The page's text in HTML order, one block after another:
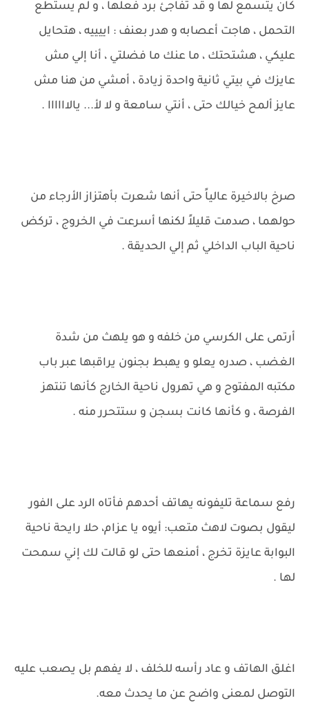
كان يتسمع لها و قد تفاجئ برد فعلها ، و لم يستطع
التحمل ، هاجت أعصابه و هدر بعنف : اييييه ، هتحايل
عليكي ، هشتحتك ، ما عنك ما فضلتي ، أنا إلي مش
عايزك في بيتي ثانية واحدة زيادة ، أمشي من هنا مش
عايز ألمح خيالك حتى ، أنتي سامعة و لا لأ... يالاااااا .
صرخ بالاخيرة عالياً حتى أنها شعرت بأهتزاز الأرجاء من
حولهما ، صدمت قليلاً لكنها أسرعت في الخروج ، تركض
ناحية الباب الداخلي ثم إلي الحديقة .
أرتمى على الكرسي من خلفه و هو يلهث من شدة
الغضب ، صدره يعلو و يهبط بجنون يراقبها عبر باب
مكتبه المفتوح و هي تهرول ناحية الخارج كأنها تنتهز
الفرصة ، و كأنها كانت بسجن و ستتحرر منه .
رفع سماعة تليفونه يهاتف أحدهم فأتاه الرد على الفور
ليقول بصوت لاهث متعب: أيوه يا عزام، حلا رايحة ناحية
البوابة عايزة تخرج ، أمنعها حتى لو قالت لك إني سمحت
لها .
اغلق الهاتف و عاد رأسه للخلف ، لا يفهم بل يصعب عليه
التوصل لمعنى واضح عن ما يحدث معه.